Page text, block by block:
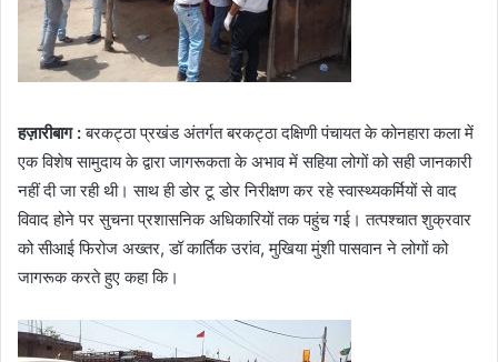
हज़ारीबाग :बरकट्ठा प्रखंड अंतर्गत बरकट्ठा दक्षिणी पंचायत के कोनहारा कला में
एक विशेष सामुदाय के द्वारा जागरूकता के अभाव में सहिया लोगों को सही जानकारी
नहीं दी जा रही थी। साथ ही डोर टू डोर निरीक्षण कर रहे स्वास्थ्यकर्मियों से वाद
विवाद होने पर सुचना प्रशासनिक अधिकारियों तक पहुंच गई। तत्पश्चात शुक्रवार
को सीआई फिरोज अख्तर, डॉ कार्तिक उरांव, मुखिया मुंशी पासवान ने लोगों को
जागरूक करते हुए कहा कि।